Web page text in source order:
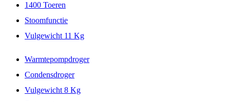
1400 Toeren
Stoomfunctie
Vulgewicht 11 Kg
Warmtepompdroger
Condensdroger
Vulgewicht 8 Kg